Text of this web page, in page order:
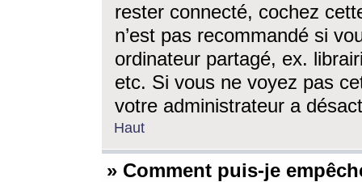
rester connecté, cochez
n’est pas recommandé si
ordinateur partagé, ex.
etc. Si vous ne voyez pas
votre administrateur a
Haut
» Comment puis-je